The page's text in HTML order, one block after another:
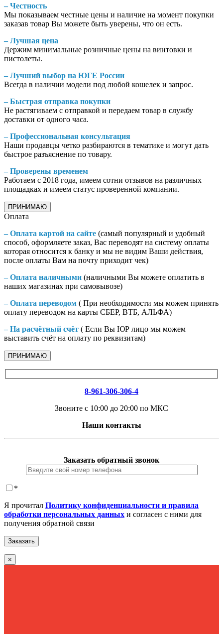
– Честность
Мы показываем честные цены и наличие на момент покупки
заказав товар Вы можете быть уверены, что он есть.
– Лучшая цена
Держим минимальные розничные цены на винтовки и
пистолеты.
– Лучший выбор на ЮГЕ России
Всегда в наличии модели под любой кошелек и запрос.
– Быстрая отправка покупки
Не растягиваем с отправкой и передаем товар в службу
доставки от одного часа.
– Профессиональная консультация
Наши продавцы четко разбираются в тематике и могут дать
быстрое разъяснение по товару.
– Проверены временем
Работаем с 2018 года, имеем сотни отзывов на различных
площадках и имеем статус проверенной компании.
ПРИНИМАЮ
Оплата
– Оплата картой на сайте (самый популярный и удобный
способ, оформляете заказ, Вас переводят на систему оплаты
которая относится к банку и мы не видим Ваши действия,
после оплаты Вам на почту приходит чек)
– Оплата наличными (наличными Вы можете оплатить в
наших магазинах при самовывозе)
– Оплата переводом ( При необходимости мы можем принять
оплату переводом на карты СБЕР, ВТБ, АЛЬФА)
– На расчётный счёт ( Если Вы ЮР лицо мы можем
выставить счёт на оплату по реквизитам)
ПРИНИМАЮ
8-961-306-306-4
Звоните с 10:00 до 20:00 по МКС
Наши контакты
Заказать обратный звонок
*
Я прочитал Политику конфиденциальности и правила
обработки персональных данных и согласен с ними для
получения обратной связи
×